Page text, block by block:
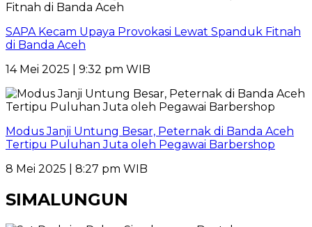
SAPA Kecam Upaya Provokasi Lewat Spanduk Fitnah
di Banda Aceh
14 Mei 2025 | 9:32 pm WIB
Modus Janji Untung Besar, Peternak di Banda Aceh
Tertipu Puluhan Juta oleh Pegawai Barbershop
8 Mei 2025 | 8:27 pm WIB
SIMALUNGUN